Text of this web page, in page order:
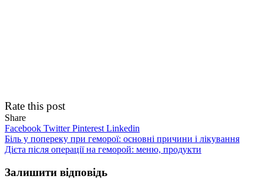
Rate this post
Share
Facebook TwitterPinterest Linkedin
Навігація
записів
Біль у попереку при геморої: основні причини і лікування
Дієта після операції на геморой: меню, продукти
Залишити відповідь